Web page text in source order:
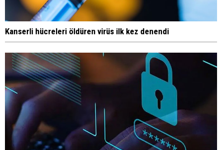
Kanserli hücreleri öldüren virüs ilk kez denendi